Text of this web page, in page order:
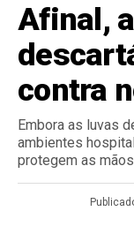
Afinal,
contra
Embora as luvas
ambientes
protegem as